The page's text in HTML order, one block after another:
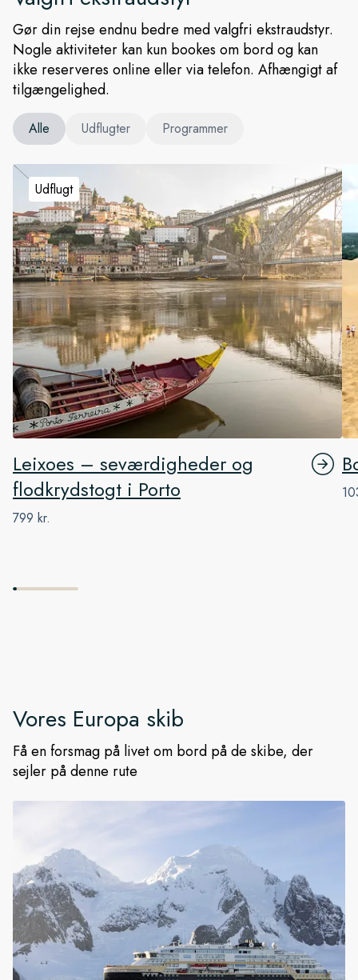
Gør din rejse endnu bedre med valgfri ekstraudstyr.
Nogle aktiviteter kan kun bookes om bord og kan
ikke reserveres online eller via telefon. Afhængigt af
tilgængelighed.
Alle Udflugter Programmer
Udflugt
Leixoes – seværdigheder og
flodkrydstogt i Porto
799 kr.
Vores Europa skib
Få en forsmag på livet om bord på de skibe, der
sejler på denne rute